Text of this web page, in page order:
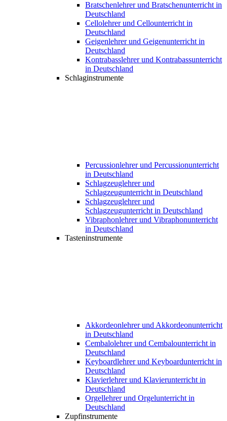
Bratschenlehrer und Bratschenunterricht in
Deutschland
Cellolehrer und Cellounterricht in
Deutschland
Geigenlehrer und Geigenunterricht in
Deutschland
Kontrabasslehrer und Kontrabassunterricht
in Deutschland
Schlaginstrumente
Percussionlehrer und Percussionunterricht
in Deutschland
Schlagzeuglehrer und
Schlagzeugunterricht in Deutschland
Schlagzeuglehrer und
Schlagzeugunterricht in Deutschland
Vibraphonlehrer und Vibraphonunterricht
in Deutschland
Tasteninstrumente
Akkordeonlehrer und Akkordeonunterricht
in Deutschland
Cembalolehrer und Cembalounterricht in
Deutschland
Keyboardlehrer und Keyboardunterricht in
Deutschland
Klavierlehrer und Klavierunterricht in
Deutschland
Orgellehrer und Orgelunterricht in
Deutschland
Zupfinstrumente